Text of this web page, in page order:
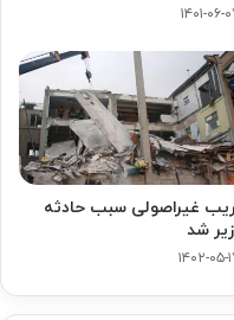
۰۶-۰۷
غیراصولی سبب حادثه
شد
۰۵-۱۷